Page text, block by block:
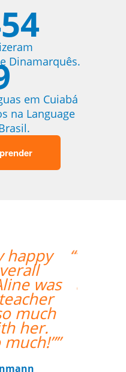
Dinamarquês.
em Cuiabá
na Language
ser
nativo
em Belém